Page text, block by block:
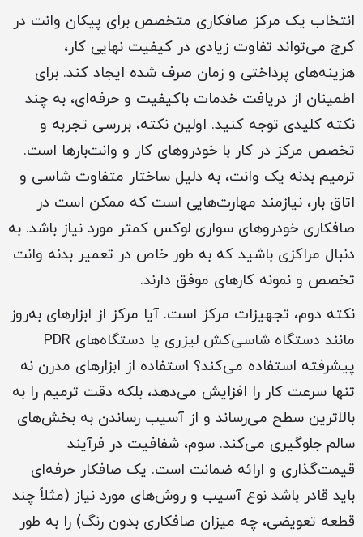
انتخاب یک مرکز صافکاری متخصص برای پیکان وانت در
کرج می‌تواند تفاوت زیادی در کیفیت نهایی کار،
هزینه‌های پرداختی و زمان صرف شده ایجاد کند. برای
اطمینان از دریافت خدمات باکیفیت و حرفه‌ای، به چند
نکته کلیدی توجه کنید. اولین نکته، بررسی تجربه و
تخصص مرکز در کار با خودروهای کار و وانت‌بارها است.
ترمیم بدنه یک وانت، به دلیل ساختار متفاوت شاسی و
اتاق بار، نیازمند مهارت‌هایی است که ممکن است در
صافکاری خودروهای سواری لوکس کمتر مورد نیاز باشد. به
دنبال مراکزی باشید که به طور خاص در تعمیر بدنه وانت
تخصص و نمونه کارهای موفق دارند.
نکته دوم، تجهیزات مرکز است. آیا مرکز از ابزارهای به‌روز
مانند دستگاه شاسی‌کش لیزری یا دستگاه‌های PDR
پیشرفته استفاده می‌کند؟ استفاده از ابزارهای مدرن نه
تنها سرعت کار را افزایش می‌دهد، بلکه دقت ترمیم را به
بالاترین سطح می‌رساند و از آسیب رساندن به بخش‌های
سالم جلوگیری می‌کند. سوم، شفافیت در فرآیند
قیمت‌گذاری و ارائه ضمانت است. یک صافکار حرفه‌ای
باید قادر باشد نوع آسیب و روش‌های مورد نیاز (مثلاً چند
قطعه تعویضی، چه میزان صافکاری بدون رنگ) را به طور